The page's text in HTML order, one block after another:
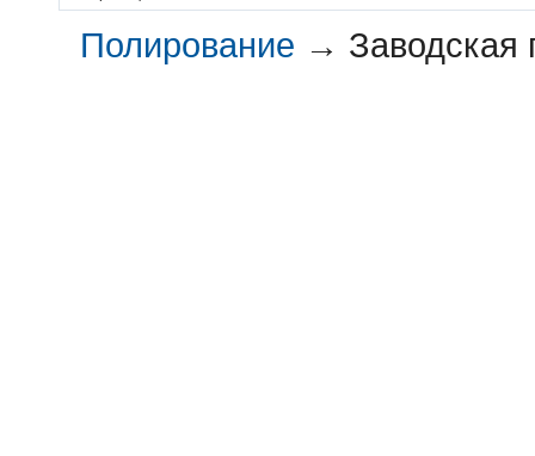
Полирование → Заводская